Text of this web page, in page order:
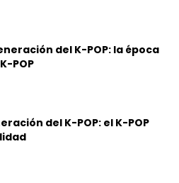
del K-POP: la época
POP
del K-POP: el K-POP